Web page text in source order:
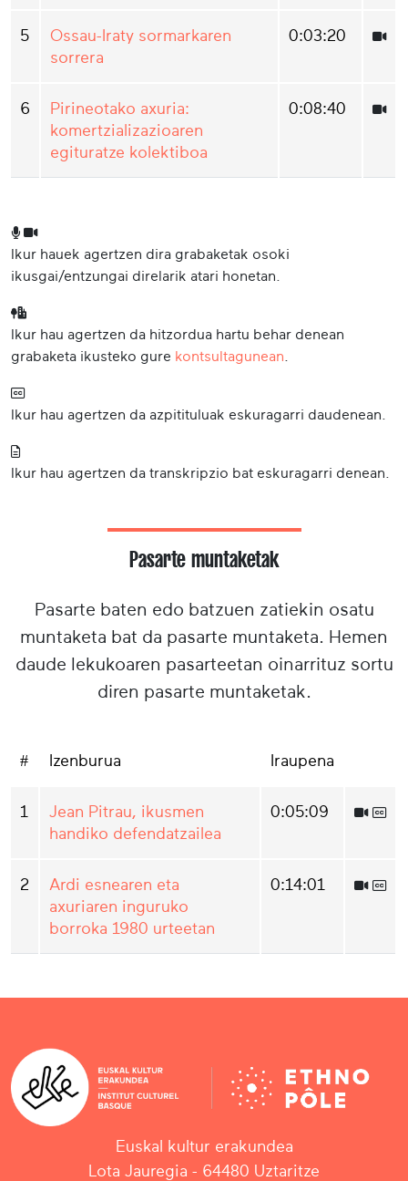
5
Ossau-Iraty sormarkaren
sorrera
0:03:20
6
Pirineotako axuria:
komertzializazioaren
egituratze kolektiboa
0:08:40
Ikur hauek agertzen dira grabaketak osoki
ikusgai/entzungai direlarik atari honetan.
Ikur hau agertzen da hitzordua hartu behar denean
grabaketa ikusteko gure kontsultagunean
Ikur hau agertzen da azpitituluak eskuragarri daudenean.
Ikur hau agertzen da transkripzio bat eskuragarri denean.
Pasarte muntaketak
Pasarte baten edo batzuen zatiekin osatu
muntaketa bat da pasarte muntaketa. Hemen
daude lekukoaren pasarteetan oinarrituz sortu
diren pasarte muntaketak.
# Izenburua Iraupena
1
Jean Pitrau, ikusmen
handiko defendatzailea
0:05:09
2
Ardi esnearen eta
axuriaren inguruko
borroka 1980 urteetan
0:14:01
Euskal kultur erakundea
Lota Jauregia - 64480 Uztaritze